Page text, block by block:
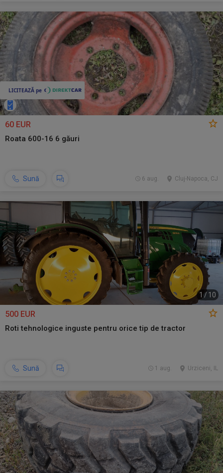
60 EUR
Roata 600-16 6 găuri
Sună Cluj-Napoca, CJ
6 aug.
1 / 10
500 EUR
Roti tehnologice inguste pentru orice tip de tractor
Sună Urziceni, IL
1 aug.